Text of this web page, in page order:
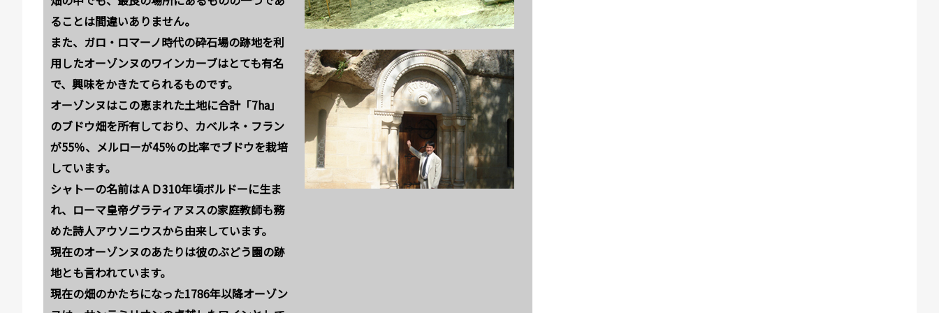
ることは間違いありません。
また、ガロ・ロマーノ時代の砕石場の跡地を利
用したオーゾンヌのワインカーブはとても有名
で、興味をかきたてられるものです。
オーゾンヌはこの恵まれた土地に合計「7ha」
のブドウ畑を所有しており、カベルネ・フラン
が55％、メルローが45％の比率でブドウを栽培
しています。
シャトーの名前はＡＤ310年頃ボルドーに生ま
れ、ローマ皇帝グラティアヌスの家庭教師も務
めた詩人アウソニウスから由来しています。
現在のオーゾンヌのあたりは彼のぶどう園の跡
地とも言われています。
現在の畑のかたちになった1786年以降オーゾン